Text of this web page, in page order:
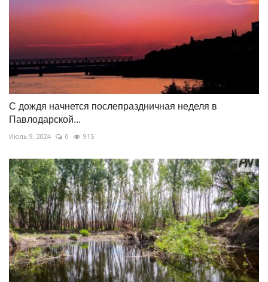
С дождя начнется послепраздничная неделя в
Павлодарской...
Июль 9, 2024 0 915